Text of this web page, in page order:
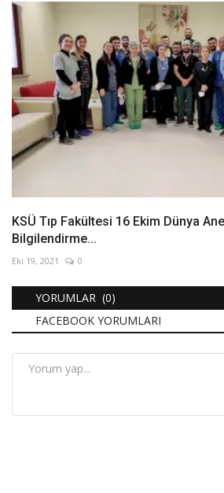
KSÜ Tıp Fakültesi 16 Ekim Dünya
Bilgilendirme...
Eki 19, 2021 0
YORUMLAR (0)
FACEBOOK YORUMLARI